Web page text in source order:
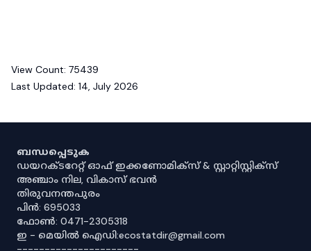
View Count: 75439
Last Updated: 14, July 2026
ബന്ധപ്പെടുക
ഡയറക്ടറേറ്റ് ഓഫ് ഇക്കണോമിക്സ് & സ്റ്റാറ്റിസ്റ്റിക്സ്
അഞ്ചാം നില, വികാസ് ഭവൻ
തിരുവനന്തപുരം
പിൻ: 695033
ഫോൺ: 0471-2305318
ഇ - മെയിൽ ഐഡി:ecostatdir@gmail.com